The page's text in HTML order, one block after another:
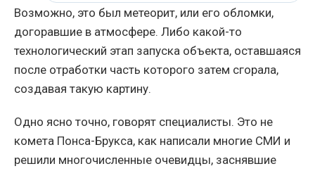
Возможно, это был метеорит, или его обломки,
догоравшие в атмосфере. Либо какой-то
технологический этап запуска объекта, оставшаяся
после отработки часть которого затем сгорала,
создавая такую картину.
Одно ясно точно, говорят специалисты. Это не
комета Понса-Брукса, как написали многие СМИ и
решили многочисленные очевидцы, заснявшие